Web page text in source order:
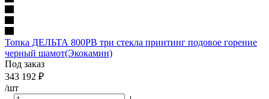
Топка ДЕЛЬТА 800PВ три стекла принтинг подовое горение
черный шамот(Экокамин)
Под заказ
343 192 ₽
/шт